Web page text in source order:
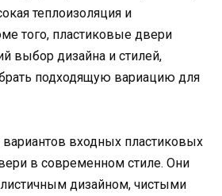
теплоизоляция и
того, пластиковые двери
выбор дизайна и стилей,
подходящую вариацию для
входных пластиковых
в современном стиле. Они
дизайном, чистыми